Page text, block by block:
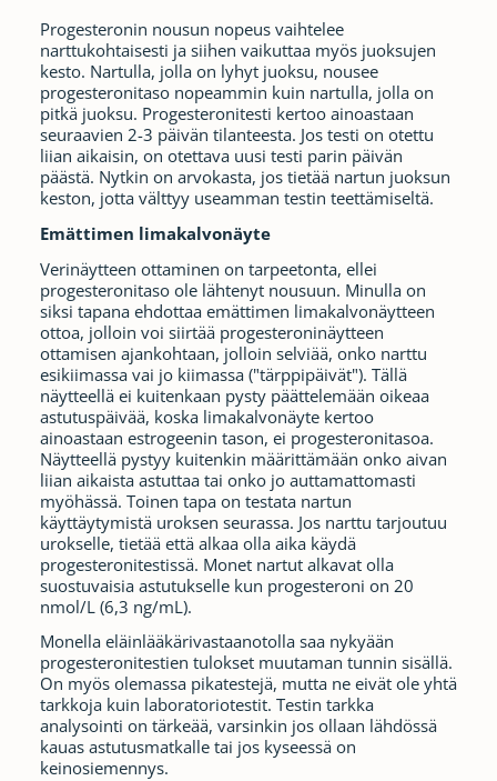
Progesteronin nousun nopeus vaihtelee
narttukohtaisesti ja siihen vaikuttaa myös juoksujen
kesto. Nartulla, jolla on lyhyt juoksu, nousee
progesteronitaso nopeammin kuin nartulla, jolla on
pitkä juoksu. Progesteronitesti kertoo ainoastaan
seuraavien 2-3 päivän tilanteesta. Jos testi on otettu
liian aikaisin, on otettava uusi testi parin päivän
päästä. Nytkin on arvokasta, jos tietää nartun juoksun
keston, jotta välttyy useamman testin teettämiseltä.
Emättimen limakalvonäyte
Verinäytteen ottaminen on tarpeetonta, ellei
progesteronitaso ole lähtenyt nousuun. Minulla on
siksi tapana ehdottaa emättimen limakalvonäytteen
ottoa, jolloin voi siirtää progesteroninäytteen
ottamisen ajankohtaan, jolloin selviää, onko narttu
esikiimassa vai jo kiimassa ("tärppipäivät"). Tällä
näytteellä ei kuitenkaan pysty päättelemään oikeaa
astutuspäivää, koska limakalvonäyte kertoo
ainoastaan estrogeenin tason, ei progesteronitasoa.
Näytteellä pystyy kuitenkin määrittämään onko aivan
liian aikaista astuttaa tai onko jo auttamattomasti
myöhässä. Toinen tapa on testata nartun
käyttäytymistä uroksen seurassa. Jos narttu tarjoutuu
urokselle, tietää että alkaa olla aika käydä
progesteronitestissä. Monet nartut alkavat olla
suostuvaisia astutukselle kun progesteroni on 20
nmol/L (6,3 ng/mL).
Monella eläinlääkärivastaanotolla saa nykyään
progesteronitestien tulokset muutaman tunnin sisällä.
On myös olemassa pikatestejä, mutta ne eivät ole yhtä
tarkkoja kuin laboratoriotestit. Testin tarkka
analysointi on tärkeää, varsinkin jos ollaan lähdössä
kauas astutusmatkalle tai jos kyseessä on
keinosiemennys.